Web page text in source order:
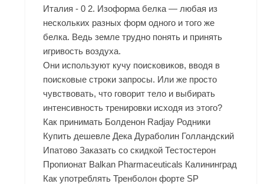
Италия - 0 2. Изоформа белка — любая из
нескольких разных форм одного и того же
белка. Ведь земле трудно понять и принять
игривость воздуха.
Они используют кучу поисковиков, вводя в
поисковые строки запросы. Или же просто
чувствовать, что говорит тело и выбирать
интенсивность тренировки исходя из этого?
Как принимать Болденон Radjay Родники
Купить дешевле Дека Дураболин Голландский
Ипатово Заказать со скидкой Тестостерон
Пропионат Balkan Pharmaceuticals Калининград
Как употреблять Тренболон форте SP